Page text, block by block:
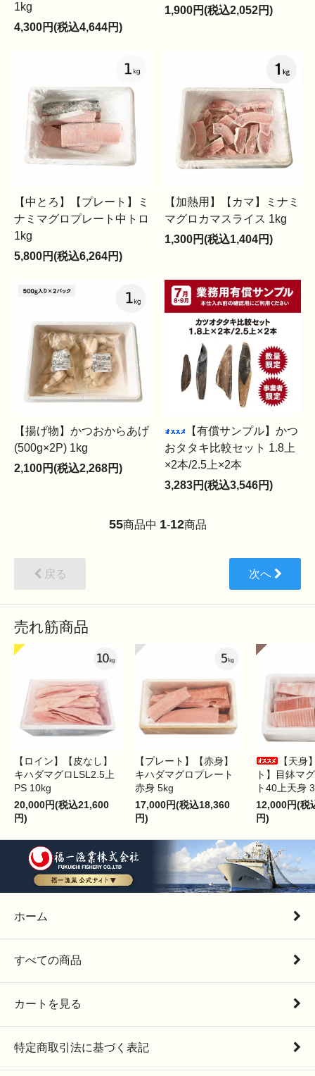
1kg
4,300円(税込4,644円)
1,900円(税込2,052円)
【中とろ】【プレート】ミ
ナミマグロプレート中トロ
1kg
5,800円(税込6,264円)
【加熱用】【カマ】ミナミ
マグロカマスライス 1kg
1,300円(税込1,404円)
【揚げ物】かつおからあげ
(500g×2P) 1kg
2,100円(税込2,268円)
【有償サンプル】かつ
おタタキ比較セット 1.8上
×2本/2.5上×2本
3,283円(税込3,546円)
55商品中 1-12商品
戻る 次へ
売れ筋商品
【ロイン】【皮なし】
キハダマグロLSL2.5上
PS 10kg
20,000円(税込21,600
円)
【プレート】【赤身】
キハダマグロプレート
赤身 5kg
17,000円(税込18,360
円)
【天身
ト】目鉢マ
ト40上天身
12,000円(税
円)
ホーム
すべての商品
カートを見る
特定商取引法に基づく表記